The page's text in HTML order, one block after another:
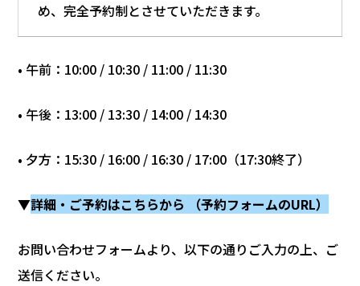
め、完全予約制とさせていただきます。
• 午前：10:00 / 10:30 / 11:00 / 11:30
• 午後：13:00 / 13:30 / 14:00 / 14:30
• 夕方：15:30 / 16:00 / 16:30 / 17:00（17:30終了）
▼詳細・ご予約はこちらから （予約フォームのURL）
お問い合わせフォームより、以下の通りご入力の上、ご
送信ください。